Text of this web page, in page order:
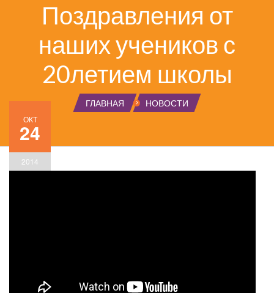
Поздравления от
наших учеников с
20летием школы
ГЛАВНАЯ НОВОСТИ
ОКТ
24
2014